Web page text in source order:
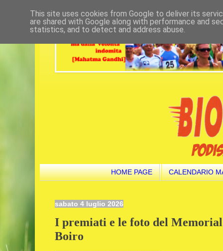
HOME PAGE CALENDARIO
sabato 4 luglio 2026
I premiati e le foto del
Boiro
This site uses cookies from Google to deliver its
are shared with Google along with performance and
statistics, and to detect and address abuse.